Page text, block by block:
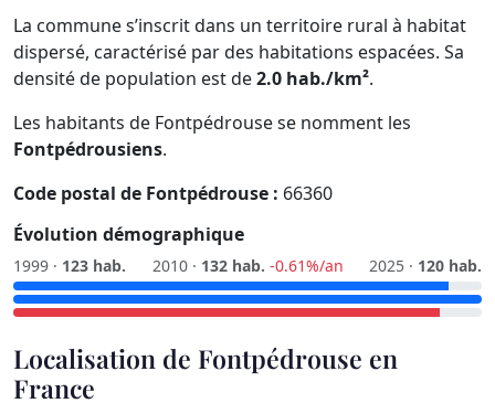
La commune s’inscrit dans un territoire rural à habitat
dispersé, caractérisé par des habitations espacées. Sa
densité de population est de2.0 hab./km².
Les habitants de Fontpédrouse se nomment les
Fontpédrousiens.
Code postal de Fontpédrouse : 66360
Évolution démographique
1999 · 123 hab. 2010 · 132 hab. -0.61%/an 2025 · 120 hab.
Localisation de Fontpédrouse en
France